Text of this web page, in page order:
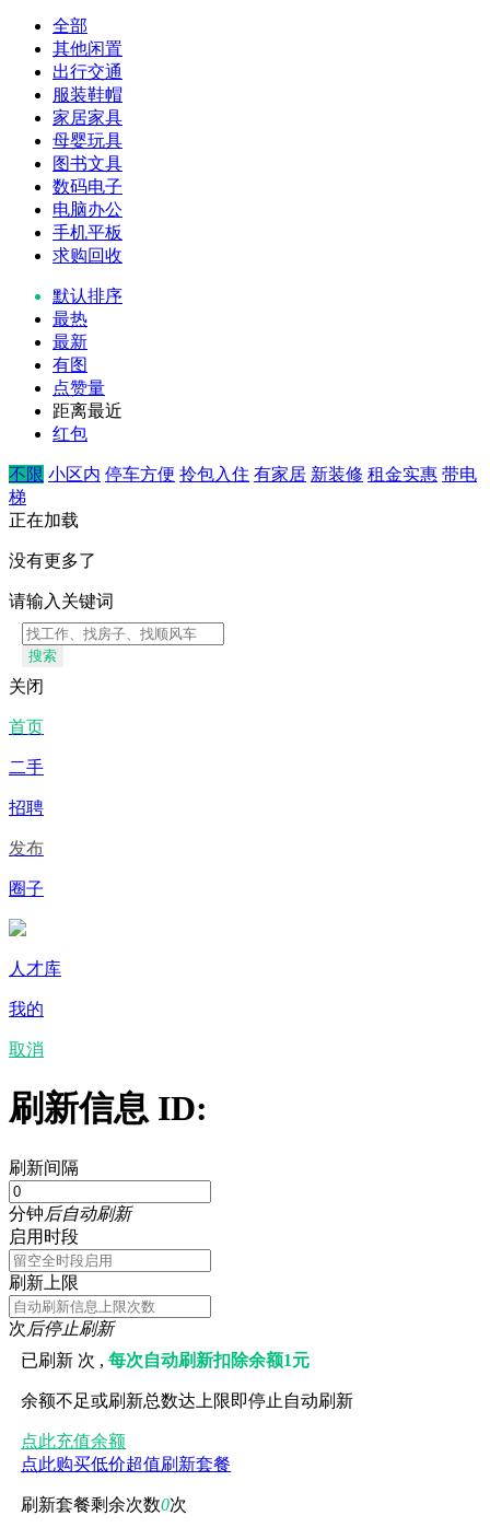
全部
其他闲置
出行交通
服装鞋帽
家居家具
母婴玩具
图书文具
数码电子
电脑办公
手机平板
求购回收
默认排序
最热
最新
有图
点赞量
距离最近
红包
不限 小区内 停车方便 拎包入住 有家居 新装修 租金实惠 带电
梯
正在加载
没有更多了
请输入关键词
搜索
关闭
首页
二手
招聘
发布
圈子
人才库
我的
取消
刷新信息 ID:
刷新间隔
分钟后自动刷新
启用时段
刷新上限
次后停止刷新
已刷新 次 ,每次自动刷新扣除余额1元
余额不足或刷新总数达上限即停止自动刷新
点此充值余额
点此购买低价超值刷新套餐
刷新套餐剩余次数0次